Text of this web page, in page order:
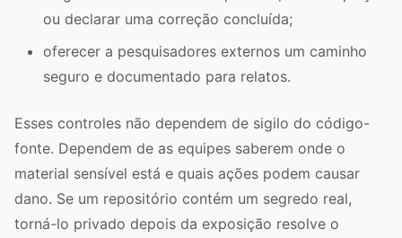
ou declarar uma correção concluída;
oferecer a pesquisadores externos um caminho
seguro e documentado para relatos.
Esses controles não dependem de sigilo do código-
fonte. Dependem de as equipes saberem onde o
material sensível está e quais ações podem causar
dano. Se um repositório contém um segredo real,
torná-lo privado depois da exposição resolve o